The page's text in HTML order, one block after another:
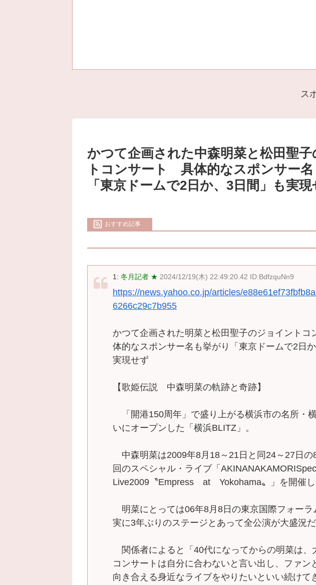
ス
かつて企画された中森明菜と松田聖
トコンサート 具体的なスポンサー名
「東京ドームで2日か、3日間」も実
おすすめ記事
1: 冬月記者 ★ 2024/12/19(木) 22:49:20.42 ID:BdfzquNn9
https://news.yahoo.co.jp/articles/
6266c29c7b955
かつて企画された明菜と松田聖子のジョイント
体的なスポンサー名も挙がり「東京ドームで2日
実現せず
【歌姫伝説 中森明菜の軌跡と奇跡】
「開港150周年」で盛り上がる横浜市の名所・
いにオープンした「横浜BLITZ」。
中森明菜は2009年8月18～21日と同24～27日の
回のスペシャル・ライブ「
Live2009〝Empress at Yokohama〟」を開催し
明菜にとっては06年8月8日の東京国際フォーラ
実に3年ぶりのステージとあって全公演が大盛況だ
関係者によると「40代になってからの明菜は、
コンサートは自分に合わないと言い出し、ファン
向き合える身近なライブをやりたいといい続けて